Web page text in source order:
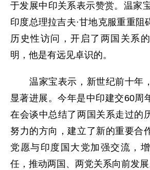
于发展中印关系表示赞赏。温家
印度总理拉吉夫·甘地克服重重阻
历史性访问，开启了两国关系
明，他是有远见卓识的。
温家宝表示，新世纪前十年
显著进展。今年是中印建交60周
在会谈中总结了两国关系走过的
努力的方向，建立了新的重要合
党愿与印度国大党加强交流，
任，推动两国、两党关系向前发展